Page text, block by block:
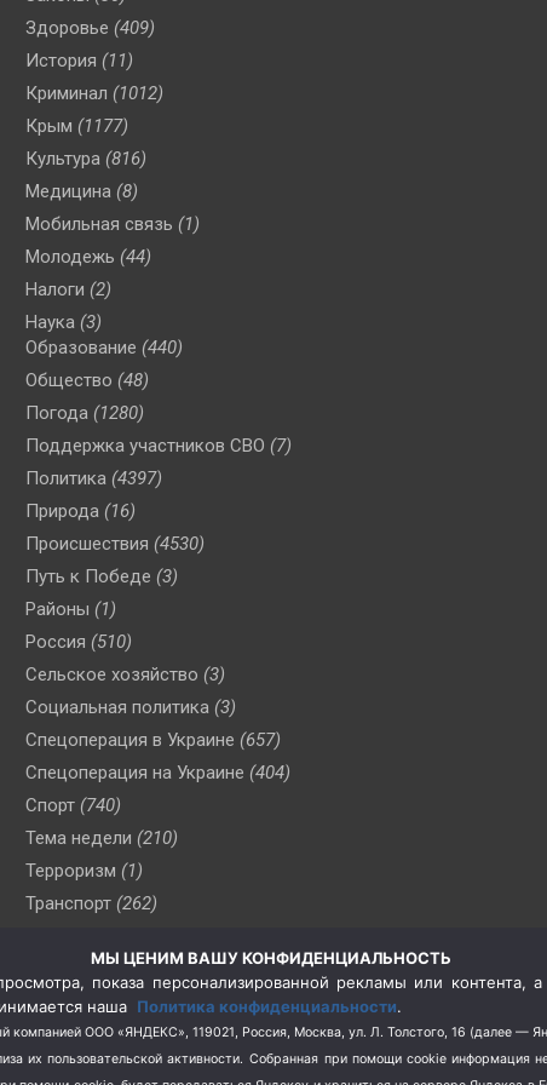
Здоровье (409)
История (11)
Криминал (1012)
Крым (1177)
Культура (816)
Медицина (8)
Мобильная связь (1)
Молодежь (44)
Налоги (2)
Наука (3)
Образование (440)
Общество (48)
Погода (1280)
Поддержка участников СВО (7)
Политика (4397)
Природа (16)
Происшествия (4530)
Путь к Победе (3)
Районы (1)
Россия (510)
Сельское хозяйство (3)
Социальная политика (3)
Спецоперация в Украине (657)
Спецоперация на Украине (404)
Спорт (740)
Тема недели (210)
Терроризм (1)
Транспорт (262)
(76)
Цены (2)
Школа и спорт (2)
Экология (8)
МЫ ЦЕНИМ ВАШУ КОНФИДЕНЦИАЛЬНОСТЬ
показа персонализированной рекламы или контента,
наша Политика конфиденциальности.
компанией ООО «ЯНДЕКС», 119021, Россия, Москва, ул. Л. Толстого, 16 (далее —
их пользовательской активности. Собранная при помощи cookie информация